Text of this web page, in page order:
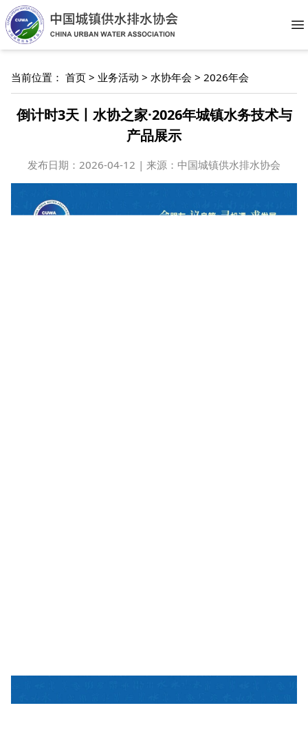
当前位置： 首页 > 业务活动 > 水协年会 > 2026年会
倒计时3天丨水协之家·2026年城镇水务技术与
产品展示
发布日期： 2026-04-12 | 来源：中国城镇供水排水协会